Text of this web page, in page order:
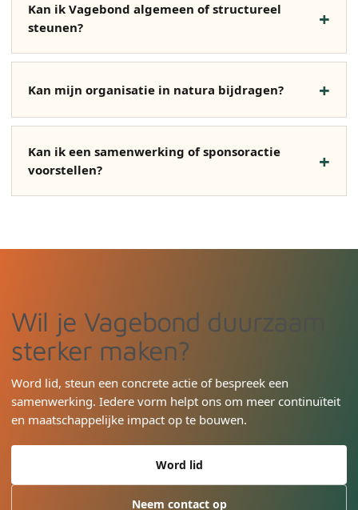
Kan ik Vagebond algemeen of structureel
steunen?
Kan mijn organisatie in natura bijdragen?
Kan ik een samenwerking of sponsoractie
voorstellen?
Wil je Vagebond duurzaam
sterker maken?
Word lid, steun een concrete actie of bespreek een
samenwerking. Iedere vorm helpt ons om meer continuïteit
en maatschappelijke impact op te bouwen.
Word lid
Neem contact op